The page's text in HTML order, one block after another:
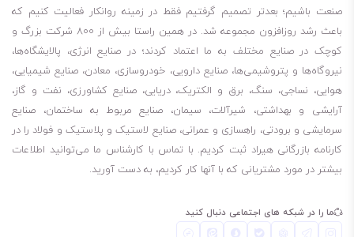
مشخصات فیزیکی-
شیمیایی
گرانروی
40
°C
نقطه
آتش
نقطه
اشتعال
°C
نقطه
ریزش
°C
دانسیته در 20°C
kg/m
Total Jarytherm
AX 320
صنعت باشیم؛ بعدتر تصمیم گرفتیم فقط در زمینه روانکار فعالیت کنیم که
باعث رشد روزافزون مجموعه شد. در همین راستا بیش از 800 شرکت بزرگ و
کوچک در صنایع مختلف به ما اعتماد کردند؛ در صنایع انرژی، پالایشگاه‌ها،
نیروگاه‌ها و پتروشیمی‌ها، صنایع دارویی، خودروسازی، معادن، صنایع شیمیایی،
هوایی، نساجی، سنگ، برق و الکتریک، دریایی، صنایع کشاورزی، نفت و گاز،
آرایشی و بهداشتی، شیرآلات، سیمان، صنایع مربوط به ساختمان، صنایع
سرمایشی و برودتی، راهسازی و عمرانی، صنایع لاستیک و پلاستیک و فولاد را در
کارنامه بازرگانی هیراد ثبت کردیم. با تماس با کارشناس ما می‌توانید اطلاعات
بیشتر در مورد مشتریانی که با آنها کار کردیم، به دست آورید.
ما را در شبکه های اجتماعی دنبال کنید